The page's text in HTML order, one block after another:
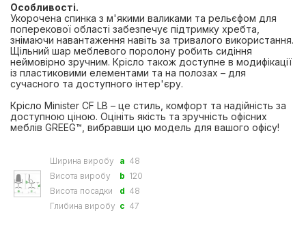
Особливості.
Укорочена спинка з м'якими валиками та рельєфом для
поперекової області забезпечує підтримку хребта,
знімаючи навантаження навіть за тривалого використання.
Щільний шар меблевого поролону робить сидіння
неймовірно зручним. Крісло також доступне в модифікації
із пластиковими елементами та на полозах – для
сучасного та доступного інтер'єру.
Крісло Minister CF LB – це стиль, комфорт та надійність за
доступною ціною. Оцініть якість та зручність офісних
меблів GREEG™, вибравши цю модель для вашого офісу!
Ширина виробу a 48
Висота виробу
b 120
Висота посадки
d 48
Глибина виробу c 47